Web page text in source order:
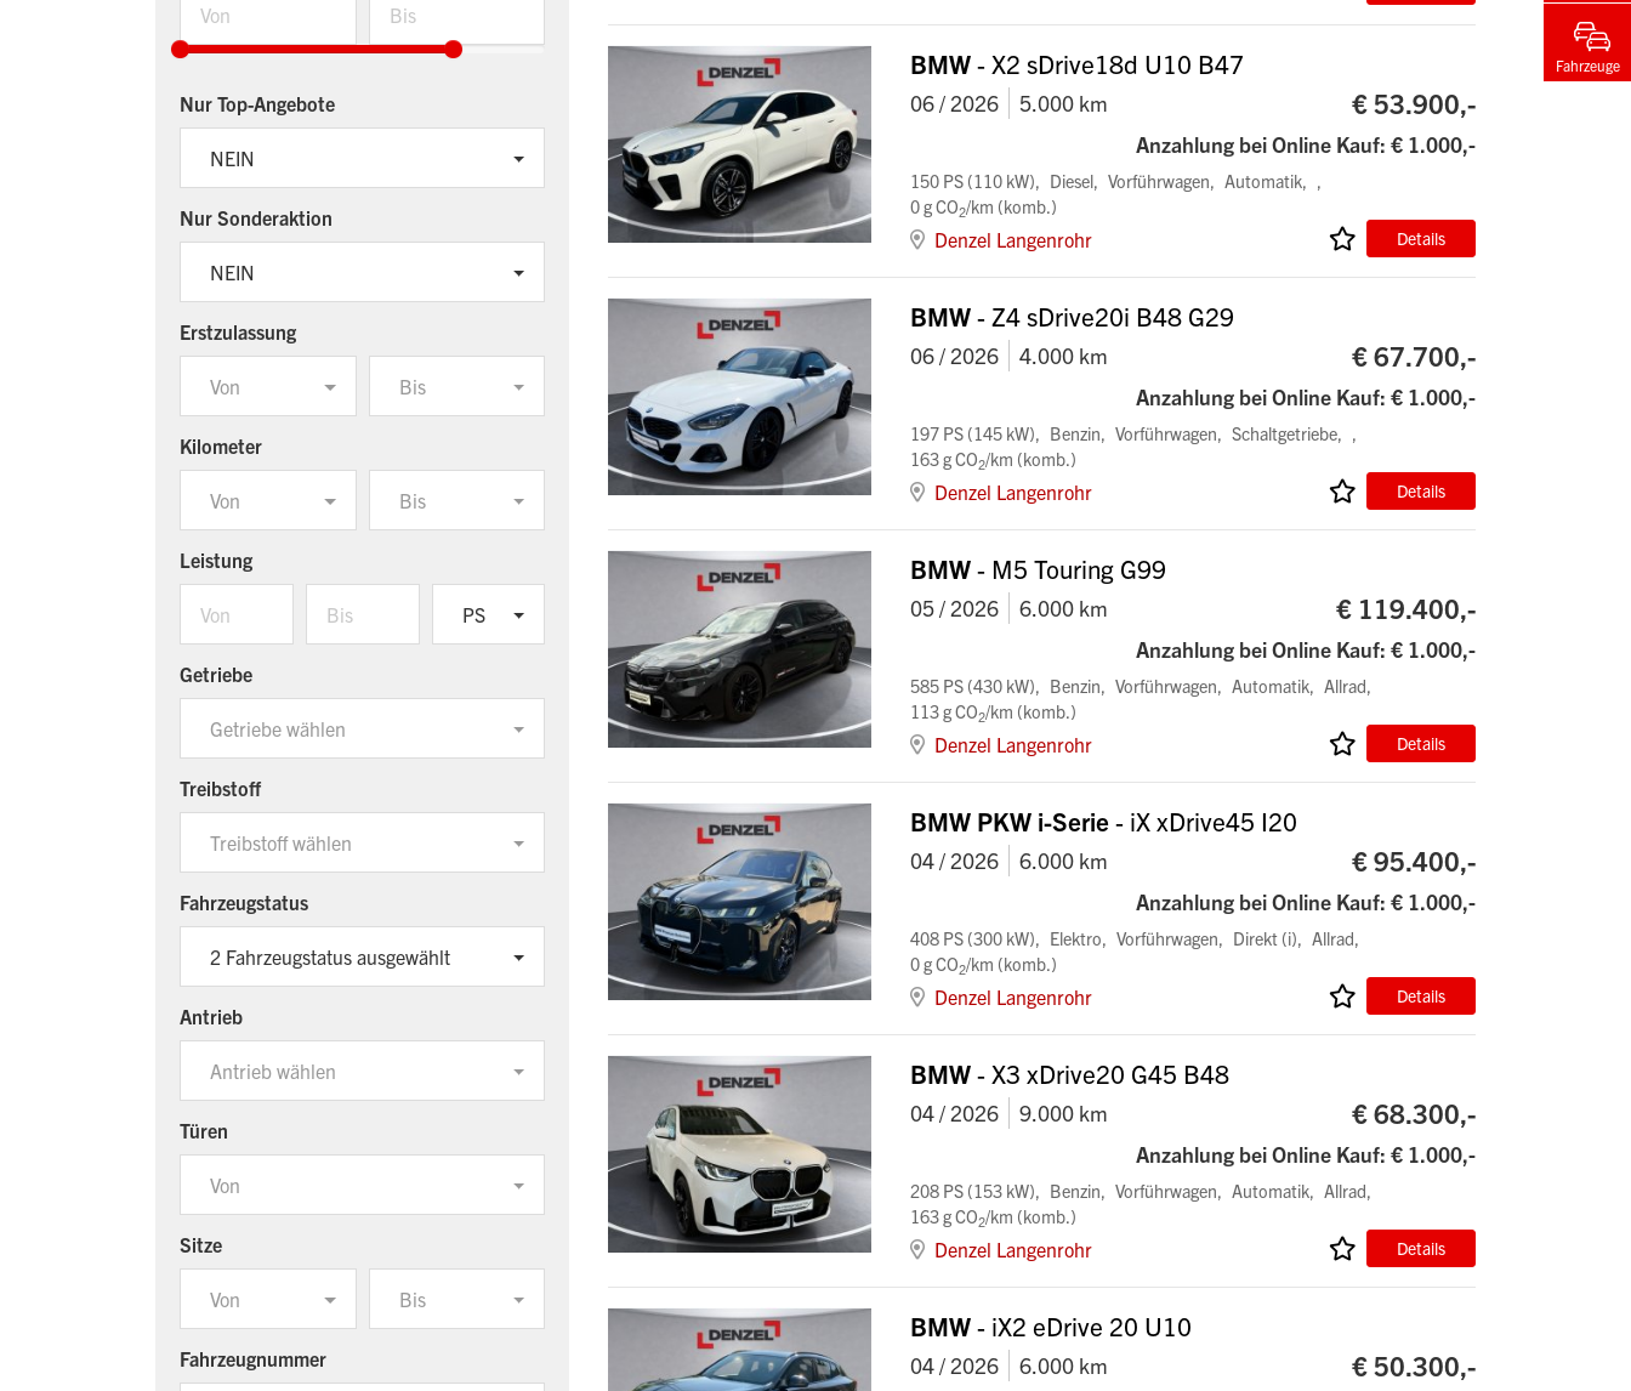
Nur Top-Angebote
NEIN
Nur Sonderaktion
NEIN
Erstzulassung
Von Bis
Kilometer
Von Bis
Leistung
PS
Getriebe
Getriebe wählen
Treibstoff
Treibstoff wählen
Fahrzeugstatus
2 Fahrzeugstatus ausgewählt
Antrieb
Antrieb wählen
Türen
Von
Sitze
Von Bis
Fahrzeugnummer
BMW- X2 sDrive18d U10 B47
06 / 2026 5.000 km € 53.900,-
Anzahlung bei Online Kauf: € 1.000,-
150 PS (110 kW) Diesel Vorführwagen
Automatik
0 g CO2/km (komb.)
Denzel Langenrohr Details
BMW- Z4 sDrive20i B48 G29
06 / 2026 4.000 km € 67.700,-
Anzahlung bei Online Kauf: € 1.000,-
197 PS (145 kW) Benzin Vorführwagen
Schaltgetriebe
163 g CO2/km (komb.)
Denzel Langenrohr Details
BMW- M5 Touring G99
05 / 2026 6.000 km € 119.400,-
Anzahlung bei Online Kauf: € 1.000,-
585 PS (430 kW) Benzin Vorführwagen Automatik
Allrad
113 g CO2/km (komb.)
Denzel Langenrohr Details
BMW PKW i-Serie- iX xDrive45 I20
04 / 2026 6.000 km € 95.400,-
Anzahlung bei Online Kauf: € 1.000,-
408 PS (300 kW) Elektro Vorführwagen Direkt (i)
Allrad
0 g CO2/km (komb.)
Denzel Langenrohr Details
BMW- X3 xDrive20 G45 B48
04 / 2026 9.000 km € 68.300,-
Anzahlung bei Online Kauf: € 1.000,-
208 PS (153 kW) Benzin Vorführwagen Automatik
Allrad
163 g CO2/km (komb.)
Denzel Langenrohr Details
BMW- iX2 eDrive 20 U10
04 / 2026 6.000 km € 50.300,-
Fahrzeuge